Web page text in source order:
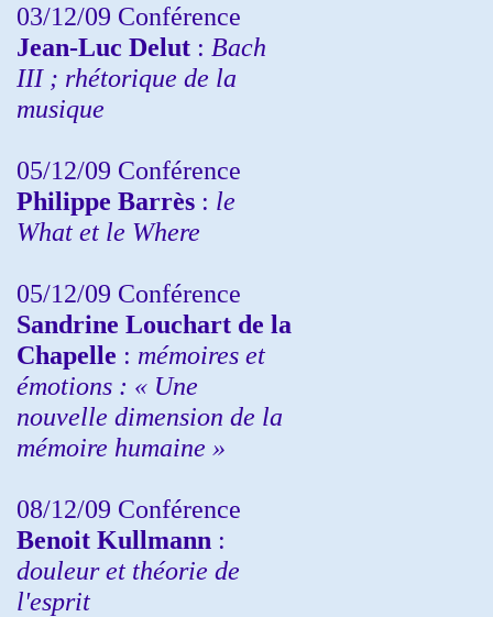
03/12/09 Conférence
Jean-Luc Delut : Bach
III ; rhétorique de la
musique
05/12/09 Conférence
Philippe Barrès : le
What et le Where
05/12/09 Conférence
Sandrine Louchart de la
Chapelle : mémoires et
émotions : « Une
nouvelle dimension de la
mémoire humaine »
08/12/09 Conférence
Benoit Kullmann :
douleur et théorie de
l'esprit